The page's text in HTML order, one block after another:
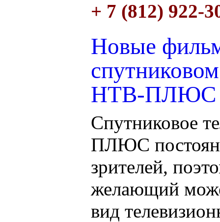
+ 7 (812) 922-
Новые
НТВ-ПЛЮС
Спутниковое
ПЛЮС
зрителей,
желающий
вид